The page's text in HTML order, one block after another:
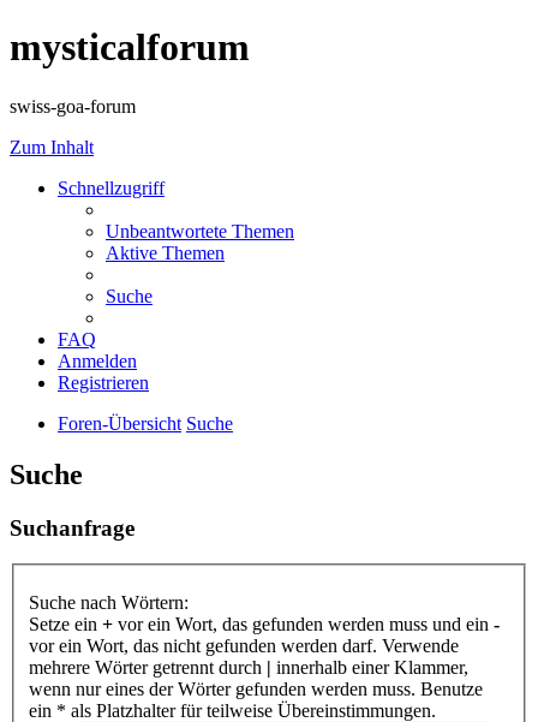
mysticalforum
swiss-goa-forum
Zum Inhalt
Schnellzugriff
Unbeantwortete Themen
Aktive Themen
Suche
FAQ
Anmelden
Registrieren
Foren-Übersicht Suche
Suche
Suchanfrage
Suche nach Wörtern:
Setze ein + vor ein Wort, das gefunden werden muss und ein -
vor ein Wort, das nicht gefunden werden darf. Verwende
mehrere Wörter getrennt durch | innerhalb einer Klammer,
wenn nur eines der Wörter gefunden werden muss. Benutze
ein * als Platzhalter für teilweise Übereinstimmungen.